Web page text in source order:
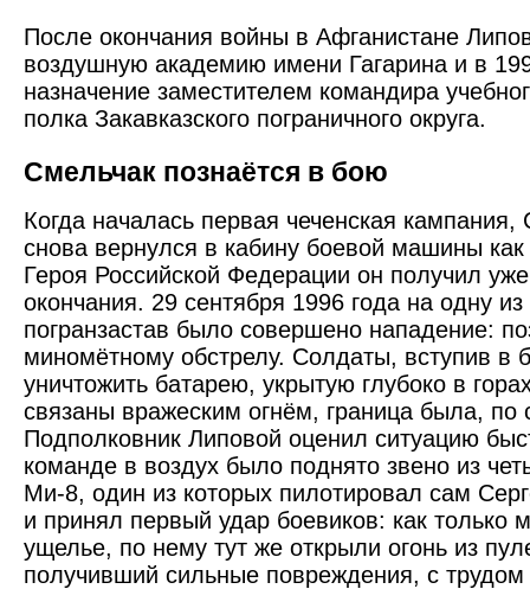
После окончания войны в Афганистане
воздушную академию имени Гагарина и в
назначение заместителем командира
полка Закавказского пограничного округа.
Смельчак познаётся в бою
Когда началась первая чеченская кампания,
снова вернулся в кабину боевой машины
Героя Российской Федерации он получил
окончания. 29 сентября 1996 года на одну из
погранзастав было совершено нападение:
миномётному обстрелу. Солдаты, вступив в
уничтожить батарею, укрытую глубоко в
связаны вражеским огнём, граница была, по
Подполковник Липовой оценил ситуацию
команде в воздух было поднято звено из
Ми-8, один из которых пилотировал сам
и принял первый удар боевиков: как
ущелье, по нему тут же открыли огонь из
получивший сильные повреждения, с трудом